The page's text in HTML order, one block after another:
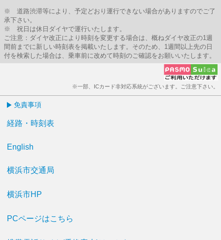
※ 道路渋滞等により、予定どおり運行できない場合がありますのでご了
承下さい。
※ 祝日は休日ダイヤで運行いたします。
ご注意：ダイヤ改正により時刻を変更する場合は、概ねダイヤ改正の1週
間前までに新しい時刻表を掲載いたします。そのため、1週間以上先の日
付を検索した場合は、乗車前に改めて時刻のご確認をお願いいたします。
※一部、ICカード非対応系統がございます。ご注意下さい。
免責事項
経路・時刻表
English
横浜市交通局
横浜市HP
PCページはこちら